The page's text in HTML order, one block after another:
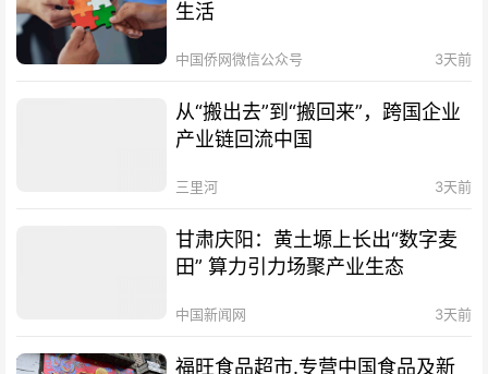
生活
中国侨网微信公众号 3天前
从“搬出去”到“搬回来”，跨国企业
产业链回流中国
三里河 3天前
甘肃庆阳：黄土塬上长出“数字麦
田” 算力引力场聚产业生态
中国新闻网 3天前
福旺食品超市.专营中国食品及新